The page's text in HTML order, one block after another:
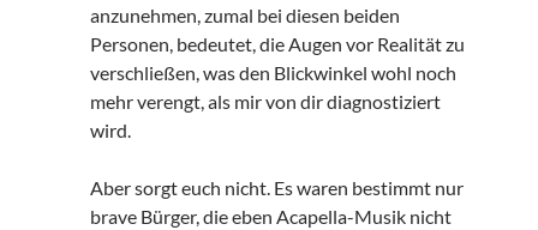
anzunehmen, zumal bei diesen beiden
Personen, bedeutet, die Augen vor Realität zu
verschließen, was den Blickwinkel wohl noch
mehr verengt, als mir von dir diagnostiziert
wird.
Aber sorgt euch nicht. Es waren bestimmt nur
brave Bürger, die eben Acapella-Musik nicht